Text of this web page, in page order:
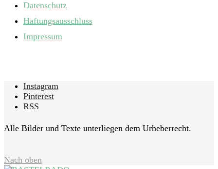
Datenschutz
Haftungsausschluss
Impressum
Instagram
Pinterest
RSS
Alle Bilder und Texte unterliegen dem Urheberrecht.
Nach oben